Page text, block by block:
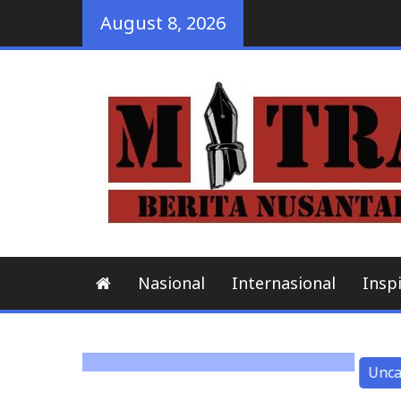
August 8, 2026
Nasional Internasional
Uncategorized